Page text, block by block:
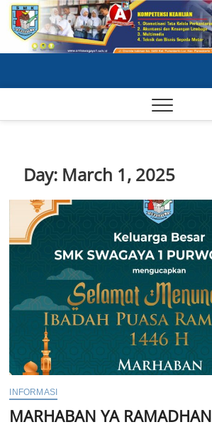
Skip
content
Day: March 1, 2025
INFORMASI
MARHABAN YA RAMADHAN